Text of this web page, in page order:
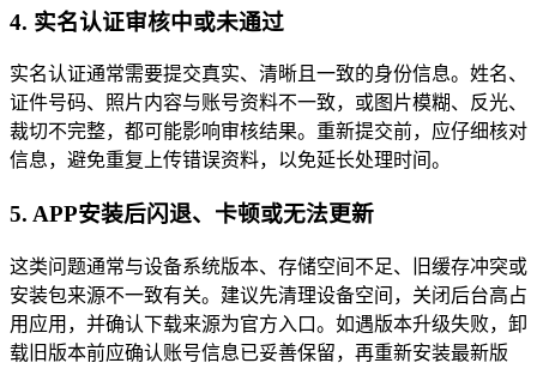
4. 实名认证审核中或未通过
实名认证通常需要提交真实、清晰且一致的身份信息。姓名、
证件号码、照片内容与账号资料不一致，或图片模糊、反光、
裁切不完整，都可能影响审核结果。重新提交前，应仔细核对
信息，避免重复上传错误资料，以免延长处理时间。
5. APP安装后闪退、卡顿或无法更新
这类问题通常与设备系统版本、存储空间不足、旧缓存冲突或
安装包来源不一致有关。建议先清理设备空间，关闭后台高占
用应用，并确认下载来源为官方入口。如遇版本升级失败，卸
载旧版本前应确认账号信息已妥善保留，再重新安装最新版